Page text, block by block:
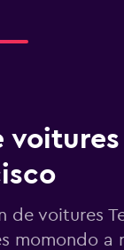
voitures
momondo a